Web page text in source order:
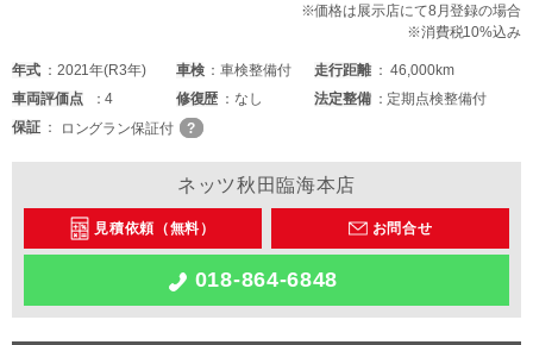
※価格は展示店にて8月登録の場合
※消費税10%込み
年式 2021年(R3年) 車検 車検整備付 走行距離
46,000km
車両評価点 4 修復歴 なし 法定整備
定期点検整備付
保証
ロングラン保証付
ネッツ秋田臨海本店
見積依頼（無料） お問合せ
018-864-6848